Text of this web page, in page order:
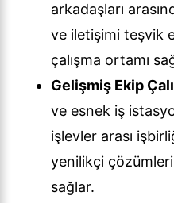
arkadaşları
ve iletişimi teşvik
çalışma ortamı
Gelişmiş Ekip
ve esnek iş
işlevler arası
yenilikçi
sağlar.